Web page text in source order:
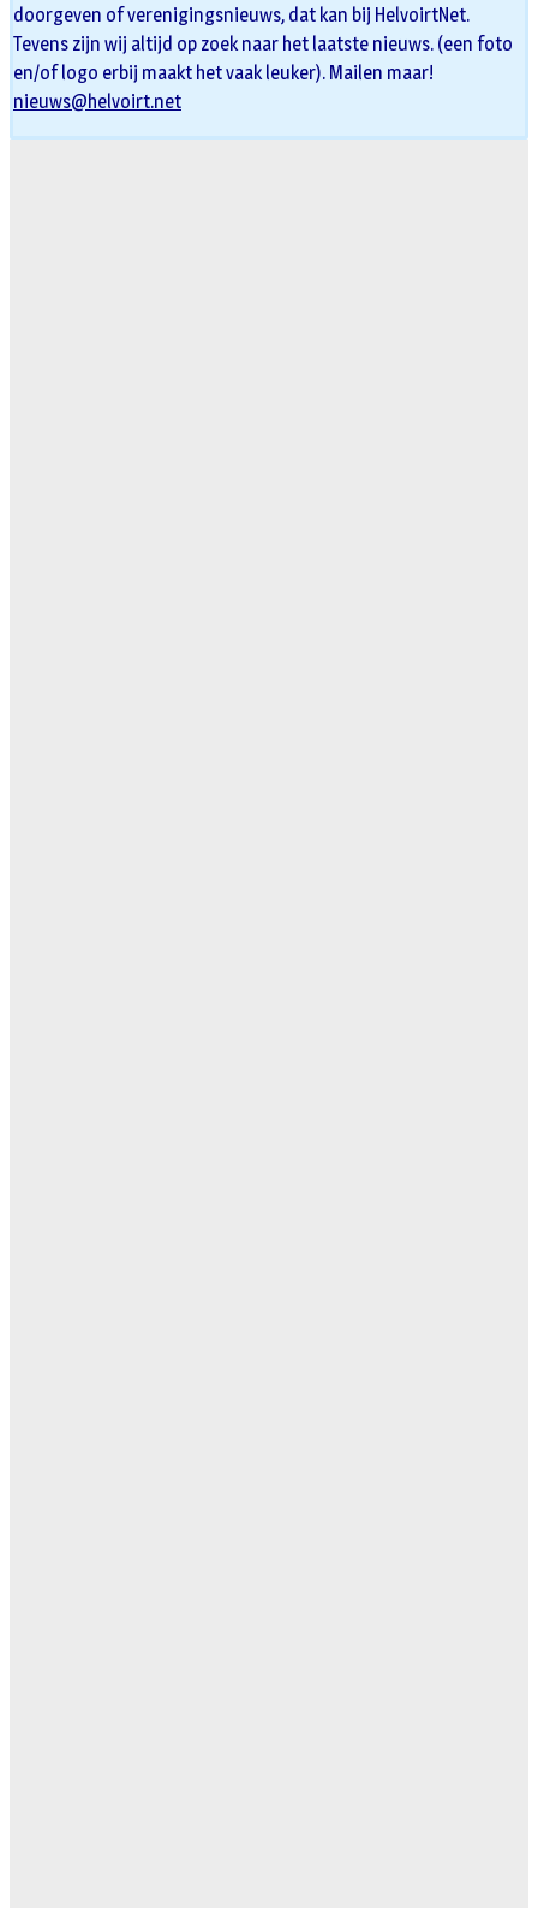
doorgeven of verenigingsnieuws, dat kan bij HelvoirtNet.
Tevens zijn wij altijd op zoek naar het laatste nieuws. (een foto
en/of logo erbij maakt het vaak leuker). Mailen maar!
nieuws@helvoirt.net